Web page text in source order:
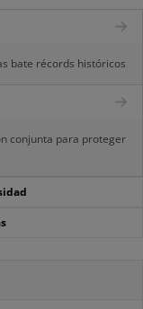
bate récords históricos
conjunta para proteger